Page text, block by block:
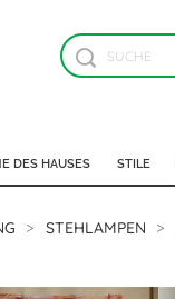
DES HAUSES STILE
STEHLAMPEN